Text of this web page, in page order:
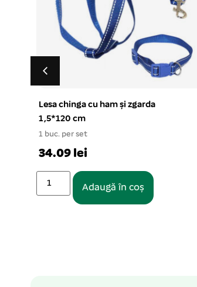
Os presat natur urias 90 cm
Adaugă în coș